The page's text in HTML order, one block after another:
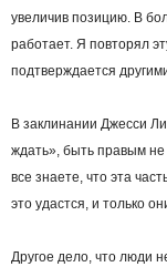
увеличив позицию. В
работает. Я повторял
подтверждается
В заклинании Джесси
ждать», быть правым
все знаете, что эта
это удастся, и только
Другое дело, что люди